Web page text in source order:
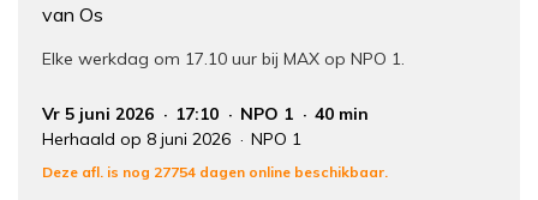
van Os
Elke werkdag om 17.10 uur bij MAX op NPO 1.
Vr 5 juni 2026 17:10 NPO 1
40 min
Herhaald op 8 juni 2026
NPO 1
Deze afl. is nog 27754 dagen online beschikbaar.